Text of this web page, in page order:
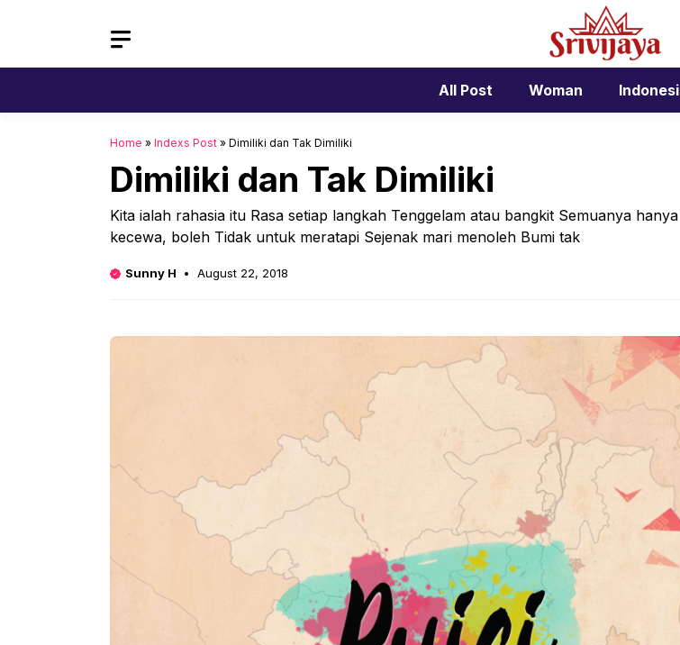
All Post Woman
Home » Indexs Post » Dimiliki dan Tak Dimiliki
Dimiliki dan Tak Dimiliki
Kita ialah rahasia itu Rasa setiap langkah Tenggelam atau bangkit Semuanya
kecewa, boleh Tidak untuk meratapi Sejenak mari menoleh Bumi tak
Sunny H August 22, 2018